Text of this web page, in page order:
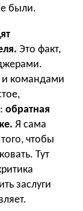
были.
Это факт,
и командами
обратная
Я сама
чтобы
Тут
заслуги